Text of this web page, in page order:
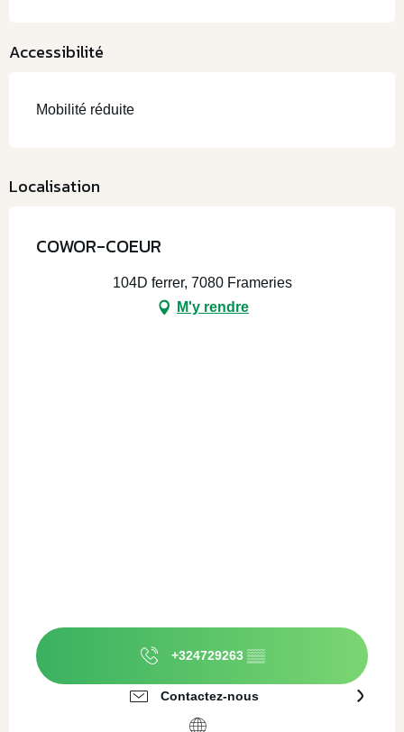
Accessibilité
Mobilité réduite
Localisation
COWOR-COEUR
104D ferrer, 7080 Frameries
M'y rendre
+324729263 ▒▒
Contactez-nous